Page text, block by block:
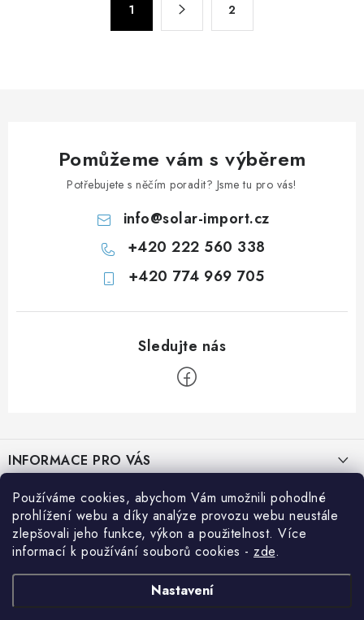
Používáme cookies, abychom Vám umožnili pohodlné
prohlížení webu a díky analýze provozu webu neustále
zlepšovali jeho funkce, výkon a použitelnost. Více
informací k používání souborů cookies - zde.
Nastavení
u
1 2
Pomůžeme vám s výběrem
Potřebujete s něčím poradit? Jsme tu pro vás!
info@solar-import.cz
+420 222 560 338
+420 774 969 705
pINFORMACE PRO VÁS
Prodejna JESENICE
Prodejna PRAHA
Prodejna BRNO
BLOG
Efektivní využití solární energie na cestách
Jak si vypočítat potřebný výkon solárního systému
Přihlášení
E-mail